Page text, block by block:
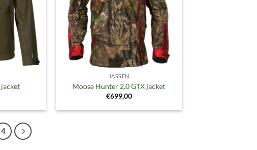
JASSEN
Moose Hunter 2.0 GTX jacket
€699,00
4